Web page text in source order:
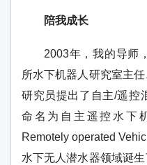
陪我成长
2003年，我的导师
所水下机器人研究室主
研究员提出了自主/遥控
命名为自主遥控水下
Remotely operated
水下无人潜水器领域诞